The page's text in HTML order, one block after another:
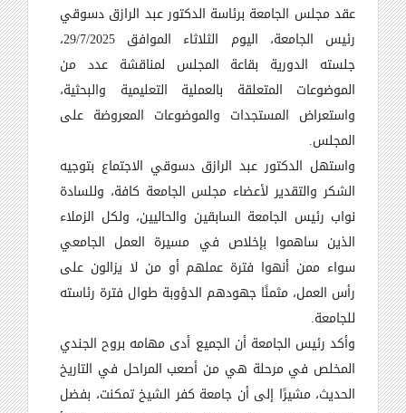
عقد مجلس الجامعة برئاسة الدكتور عبد الرازق دسوقي
رئيس الجامعة، اليوم الثلاثاء الموافق 29/7/2025،
جلسته الدورية بقاعة المجلس لمناقشة عدد من
الموضوعات المتعلقة بالعملية التعليمية والبحثية،
واستعراض المستجدات والموضوعات المعروضة على
المجلس.
واستهل الدكتور عبد الرازق دسوقي الاجتماع بتوجيه
الشكر والتقدير لأعضاء مجلس الجامعة كافة، وللسادة
نواب رئيس الجامعة السابقين والحاليين، ولكل الزملاء
الذين ساهموا بإخلاص في مسيرة العمل الجامعي
سواء ممن أنهوا فترة عملهم أو من لا يزالون على
رأس العمل، مثمنًا جهودهم الدؤوبة طوال فترة رئاسته
للجامعة.
وأكد رئيس الجامعة أن الجميع أدى مهامه بروح الجندي
المخلص في مرحلة هي من أصعب المراحل في التاريخ
الحديث، مشيرًا إلى أن جامعة كفر الشيخ تمكنت، بفضل